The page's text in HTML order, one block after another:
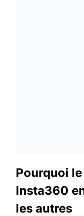
Pourquoi
Insta360
les autres